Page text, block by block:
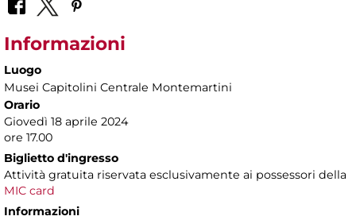
Informazioni
Luogo
Musei Capitolini Centrale Montemartini
Orario
Giovedì 18 aprile 2024
ore 17.00
Biglietto d'ingresso
Attività gratuita riservata esclusivamente ai possessori della
MIC card
Informazioni